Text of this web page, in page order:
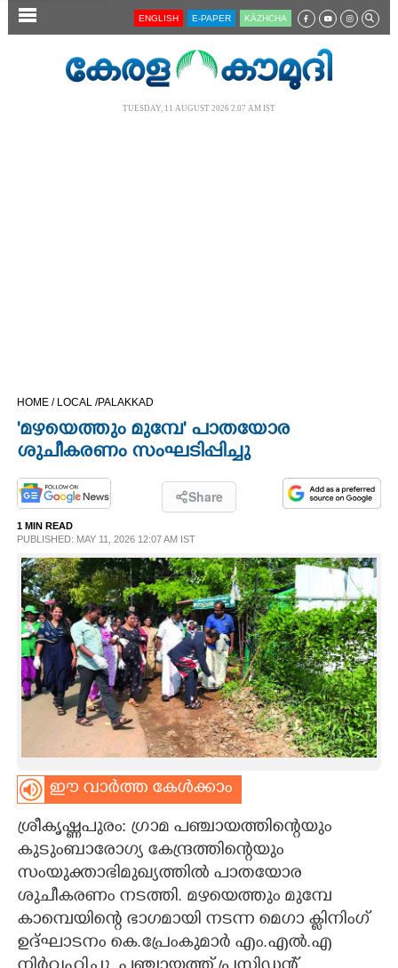
SECTIONS
OPINION
LIFESTYLE
SPIRITUAL
INFO+
ASTRO
CARTOONS
LITERATURE
ENGLISH E-PAPER KĀZHCHA
TUESDAY, 11 AUGUST 2026 2.07 AM IST
HOME / LOCAL /PALAKKAD
'മഴയെത്തും മുമ്പേ' പാതയോര
ശുചീകരണം സംഘടിപ്പിച്ചു
Share
1 MIN READ
PUBLISHED: MAY 11, 2026 12:07 AM IST
ഈ വാർത്ത കേൾക്കാം
ശ്രീകൃഷ്ണപുരം: ഗ്രാമ പഞ്ചായത്തിന്റെയും
കുടുംബാരോഗ്യ കേന്ദ്രത്തിന്റെയും
സംയുക്താഭിമുഖ്യത്തിൽ പാതയോര
ശുചീകരണം നടത്തി. മഴയെത്തും മുമ്പേ
കാമ്പെയിന്റെ ഭാഗമായി നടന്ന മെഗാ ക്ലിനിംഗ്
ഉദ്ഘാടനം കെ.പ്രേംകുമാർ എം.എൽ.എ